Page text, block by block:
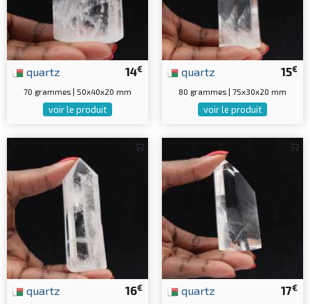
14€
quartz
70 grammes | 50x40x20 mm
voir le produit
15€
quartz
80 grammes | 75x30x20 mm
voir le produit
16€
quartz 17€
quartz